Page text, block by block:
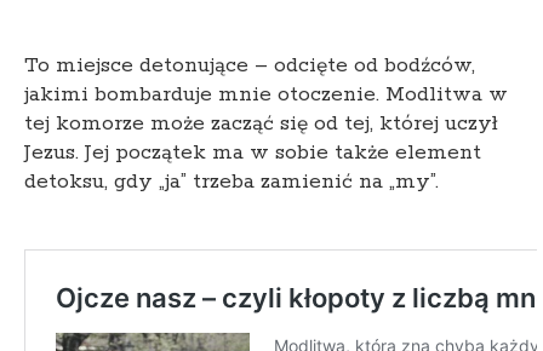
To miejsce detonujące – odcięte od bodźców,
jakimi bombarduje mnie otoczenie. Modlitwa w
tej komorze może zacząć się od tej, której uczył
Jezus. Jej początek ma w sobie także element
detoksu, gdy „ja” trzeba zamienić na „my”.